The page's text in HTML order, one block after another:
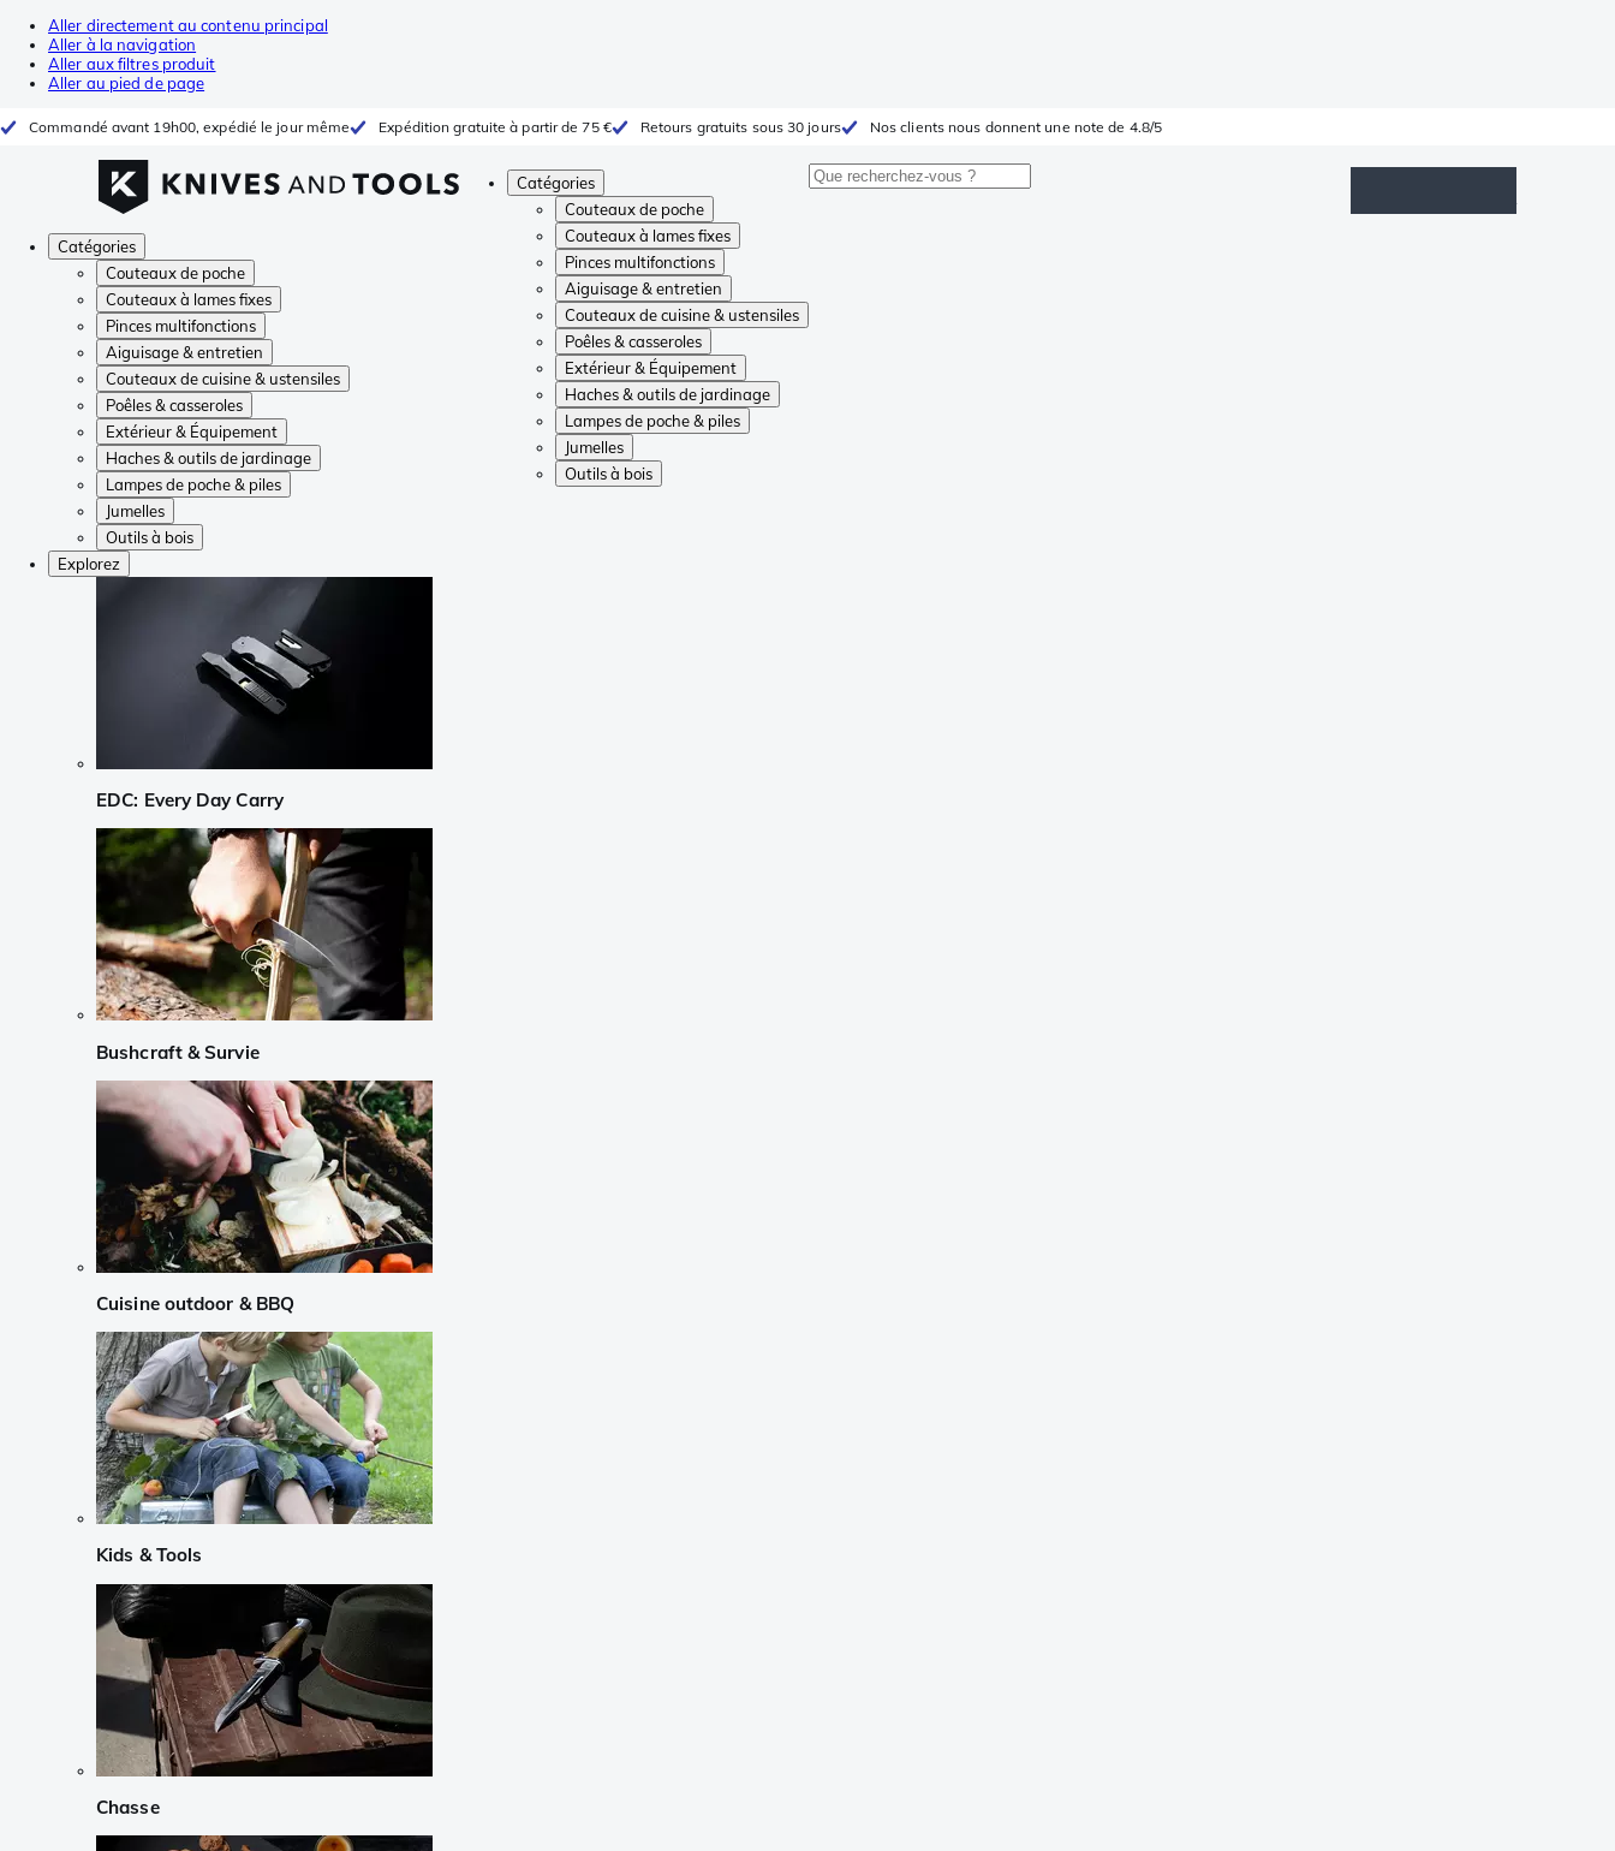
Aller directement au contenu principal
Aller à la navigation
Aller aux filtres produit
Aller au pied de page
Commandé avant 19h00, expédié le jour même Expédition gratuite à partir de 75 € Retours gratuits sous 30 jours Nos clients nous donnent une note de 4.8/5
Catégories
Couteaux de poche
Couteaux à lames fixes
Pinces multifonctions
Aiguisage & entretien
Couteaux de cuisine & ustensiles
Poêles & casseroles
Extérieur & Équipement
Haches & outils de jardinage
Lampes de poche & piles
Jumelles
Outils à bois
Catégories
Couteaux de poche
Couteaux à lames fixes
Pinces multifonctions
Aiguisage & entretien
Couteaux de cuisine & ustensiles
Poêles & casseroles
Extérieur & Équipement
Haches & outils de jardinage
Lampes de poche & piles
Jumelles
Outils à bois
Explorez
EDC: Every Day Carry
Bushcraft & Survie
Cuisine outdoor & BBQ
Kids & Tools
Chasse